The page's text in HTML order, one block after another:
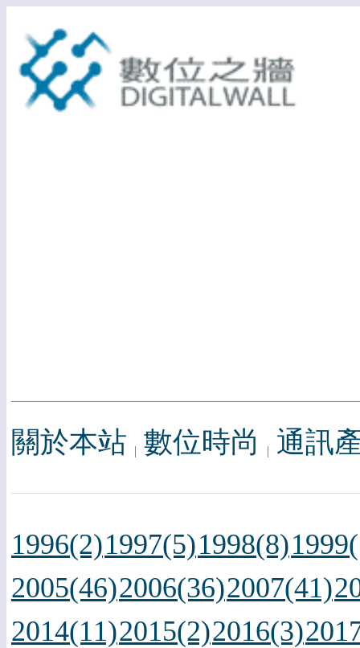
關於本站 數位時尚 通訊
1996(2)1997(5)1998(8)
2005(46)2006(36)2007(41)
2014(11)2015(2)2016(3)